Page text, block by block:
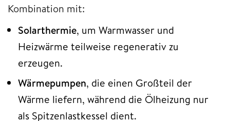
Kombination mit:
Solarthermie, um Warmwasser und
Heizwärme teilweise regenerativ zu
erzeugen.
Wärmepumpen, die einen Großteil der
Wärme liefern, während die Ölheizung nur
als Spitzenlastkessel dient.